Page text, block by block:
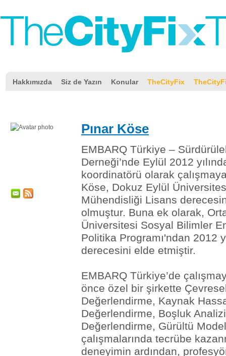
Hakkımızda Siz de Yazın Konular TheCityFix
Pınar Köse
EMBARQ Türkiye –
Derneği’nde Eylül 2012
koordinatörü olarak
Köse, Dokuz Eylül
Mühendisliği Lisans
olmuştur. Buna ek olarak,
Üniversitesi Sosyal Bilimler
Politika Programı'ndan 2012
derecesini elde etmiştir.
EMBARQ Türkiye’de
önce özel bir şirkette
Değerlendirme, Kaynak
Değerlendirme, Boşluk
Değerlendirme, Gürültü
çalışmalarında tecrübe
deneyimin ardından,